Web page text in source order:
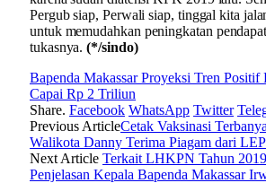
Pergub siap, Perwali siap, tinggal kita
untuk memudahkan peningkatan
tukasnya.(*/sindo)
Bapenda Makassar Proyeksi Tren
Capai Rp 2 Triliun
Share. Facebook WhatsApp Twitter
Previous ArticleCetak Vaksinasi
Walikota Danny Terima Piagam dari
Next Article Terkait LHKPN Tahun
Penjelasan Kepala Bapenda Makassar